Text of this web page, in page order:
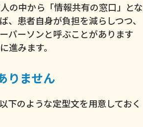
の中から「情報共有の窓口」とな
患者自身が負担を減らしつつ、
パーソンと呼ぶことがあります
進みます。
りません
下のような定型文を用意しておく